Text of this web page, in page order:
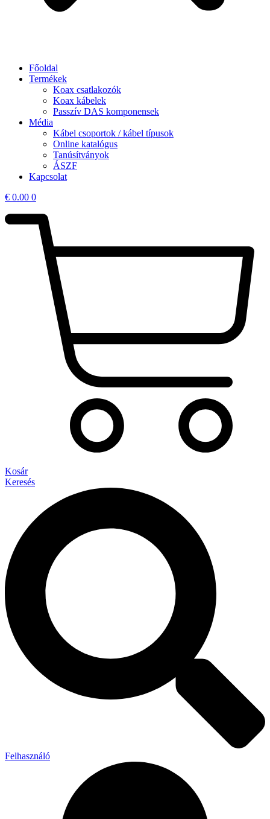
Főoldal
Termékek
Koax csatlakozók
Koax kábelek
Passzív DAS komponensek
Média
Kábel csoportok / kábel típusok
Online katalógus
Tanúsítványok
ÁSZF
Kapcsolat
€ 0.00 0
Kosár
Keresés
Felhasználó